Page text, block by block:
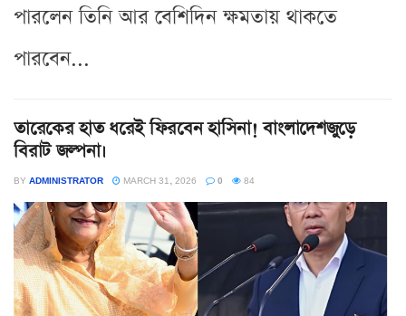
পারলেন তিনি আর বেশিদিন ক্ষমতায় থাকতে
পারবেন...
তারেকের হাত ধরেই ফিরবেন হাসিনা! বাংলাদেশজুড়ে
বিরাট জল্পনা।
BY ADMINISTRATOR MARCH 31, 2026 0 84